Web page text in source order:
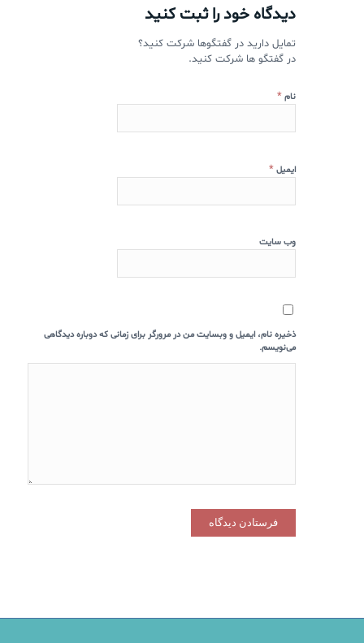
دیدگاه خود را ثبت کنید
تمایل دارید در گفتگوها شرکت کنید؟
در گفتگو ها شرکت کنید.
نام *
ایمیل *
وب‌ سایت
ذخیره نام، ایمیل و وبسایت من در مرورگر برای زمانی که دوباره دیدگاهی
می‌نویسم.